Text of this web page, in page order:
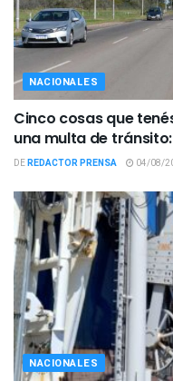
NACIONALES
Cinco cosas que
una multa de
DEREDACTOR PRENSA 04/08/
NACIONALES